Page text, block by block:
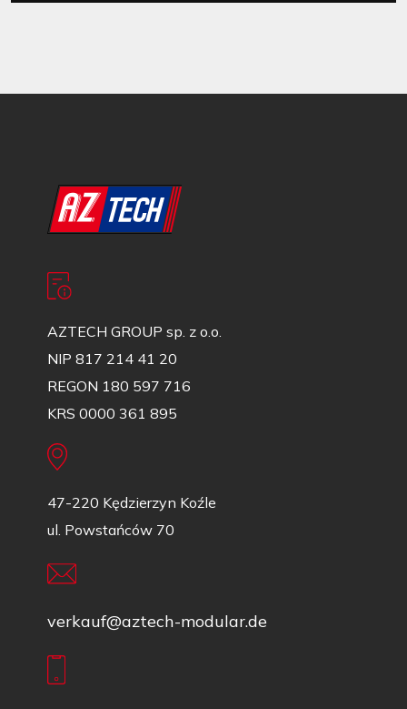
AZTECH GROUP sp. z o.o.
NIP 817 214 41 20
REGON 180 597 716
KRS 0000 361 895
47-220 Kędzierzyn Koźle
ul. Powstańców 70
verkauf@aztech-modular.de